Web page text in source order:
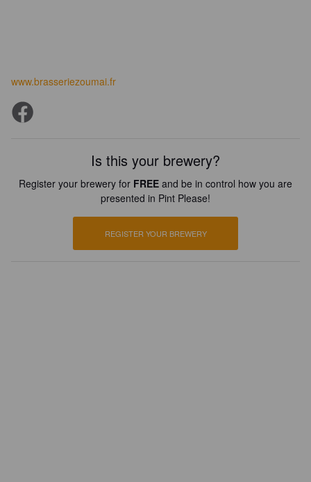
www.brasseriezoumai.fr
Is this your brewery?
Register your brewery for FREE and be in control how you are
presented in Pint Please!
REGISTER YOUR BREWERY